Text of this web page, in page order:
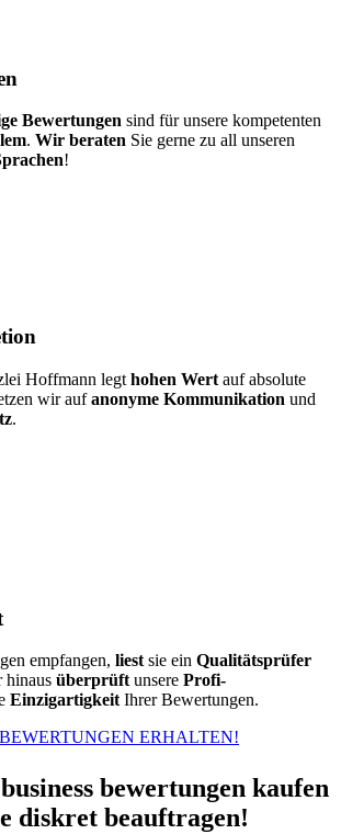
Bewertungen sind für unsere kompetenten
. Wir beraten Sie gerne zu all unseren
!
Hoffmann legt hohen Wert auf absolute
wir aufanonyme Kommunikation und
.
empfangen, liest sie ein Qualitätsprüfer
hinaus überprüft unsere Profi-
Einzigartigkeit Ihrer Bewertungen.
ERHALTEN!
bewertungen kaufen
diskret beauftragen!